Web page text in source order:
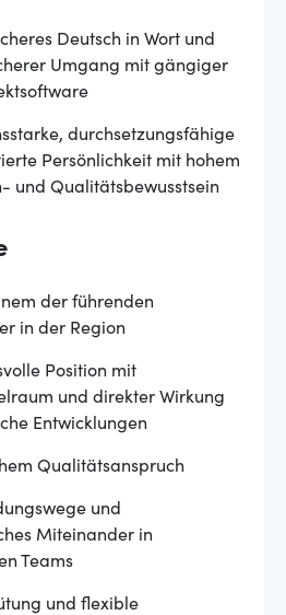
Deutsch in Wort und
Umgang mit gängiger
durchsetzungsfähige
Persönlichkeit mit hohem
und Qualitätsbewusstsein
der führenden
in der Region
Position mit
und direkter Wirkung
Entwicklungen
Qualitätsanspruch
und
Miteinander in
Teams
und flexible